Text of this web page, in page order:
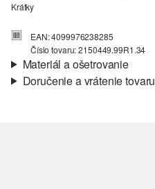
Krátky
EAN: 4099976238285
Číslo tovaru: 2150449.99R1.34
Materiál a ošetrovanie
Doručenie a vrátenie tovaru